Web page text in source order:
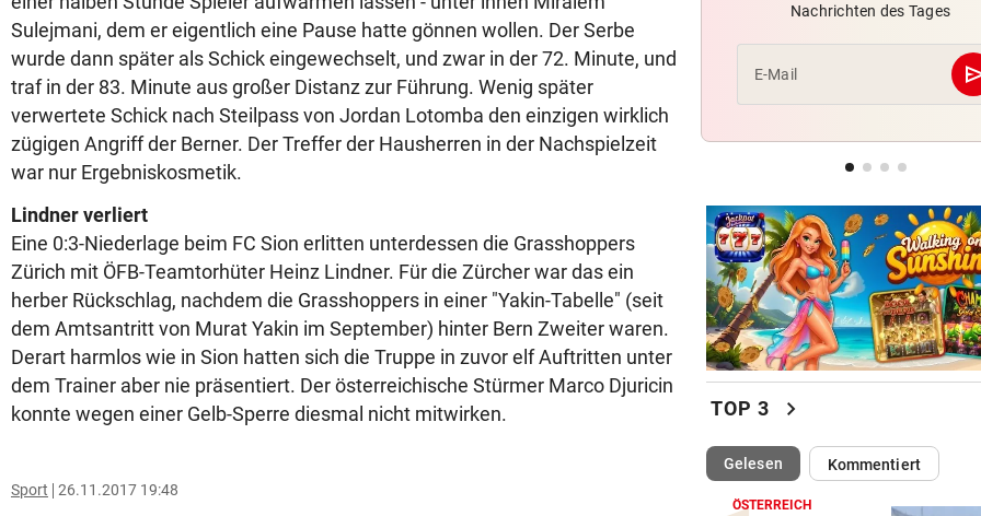
Sulejmani, dem er eigentlich eine Pause hatte gönnen wollen. Der Serbe
wurde dann später als Schick eingewechselt, und zwar in der 72. Minute, und
traf in der 83. Minute aus großer Distanz zur Führung. Wenig später
verwertete Schick nach Steilpass von Jordan Lotomba den einzigen wirklich
zügigen Angriff der Berner. Der Treffer der Hausherren in der Nachspielzeit
war nur Ergebniskosmetik.
Lindner verliert
Eine 0:3-Niederlage beim FC Sion erlitten unterdessen die Grasshoppers
Zürich mit ÖFB-Teamtorhüter Heinz Lindner. Für die Zürcher war das ein
herber Rückschlag, nachdem die Grasshoppers in einer "Yakin-Tabelle" (seit
dem Amtsantritt von Murat Yakin im September) hinter Bern Zweiter waren.
Derart harmlos wie in Sion hatten sich die Truppe in zuvor elf Auftritten unter
dem Trainer aber nie präsentiert. Der österreichische Stürmer Marco Djuricin
konnte wegen einer Gelb-Sperre diesmal nicht mitwirken.
Sport 26.11.2017 19:48
„Er ist wie der Liebling aller
Schwiegermütter!“
vor
Eishockey wie mit 16!“
Pioneers werden immer
den „Pioneerit“
Nachrichten des Tages
E-Mail
TOP 3 chevron_right
Gelesen(ausgewählt)Kommentiert
ÖSTERREICH